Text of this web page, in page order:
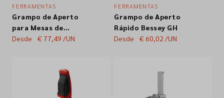
FERRAMENTAS
Grampo de Aperto
para Mesas de
Soldadura BESSEY
Desde € 77,49 /UN
FERRAMENTAS
Grampo de Aperto
Rápido Bessey GH
Desde
€ 60,02 /UN